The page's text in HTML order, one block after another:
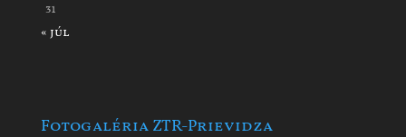
31
« júl
Fotogaléria ZTR-Prievidza